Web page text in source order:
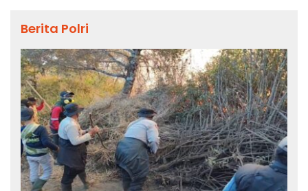
Berita Polri